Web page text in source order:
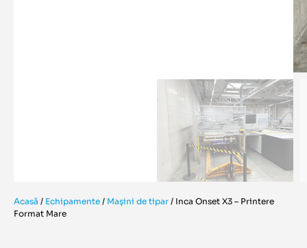
Acasă / Echipamente / Mașini de tipar / Inca Onset X3 – Printere
Format Mare